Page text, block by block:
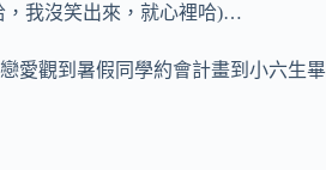
，我沒笑出來，就心裡哈)…
愛觀到暑假同學約會計畫到小六生畢